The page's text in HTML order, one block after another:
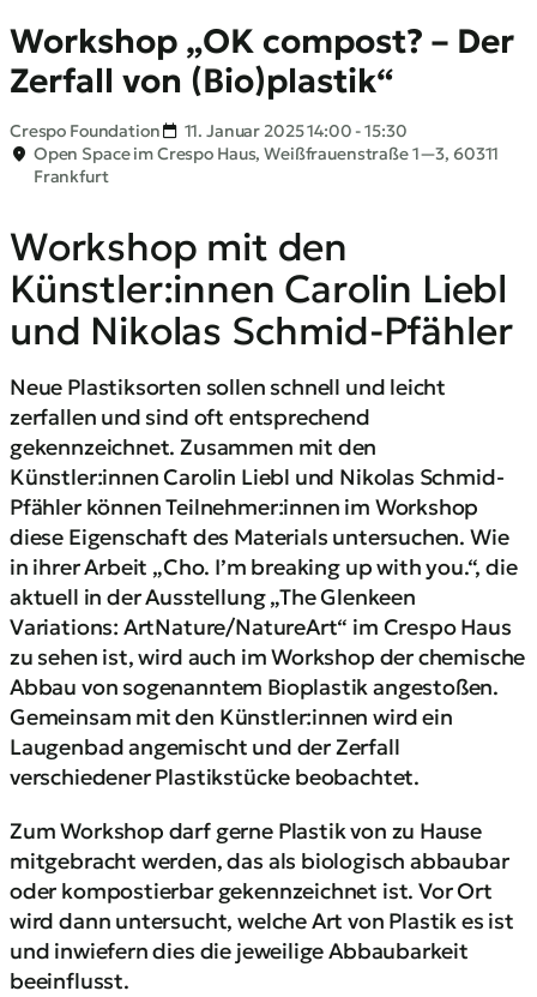
Workshop „OK compost? – Der
Zerfall von (Bio)plastik“
Crespo Foundation
11. Januar 2025 14:00 - 15:30
Open Space im Crespo Haus, Weißfrauenstraße 1—3, 60311
Frankfurt
Workshop mit den
Künstler:innen Carolin Liebl
und Nikolas Schmid-Pfähler
Neue Plastiksorten sollen schnell und leicht
zerfallen und sind oft entsprechend
gekennzeichnet. Zusammen mit den
Künstler:innen Carolin Liebl und Nikolas Schmid-
Pfähler können Teilnehmer:innen im Workshop
diese Eigenschaft des Materials untersuchen. Wie
in ihrer Arbeit „Cho. I’m breaking up with you.“, die
aktuell in der Ausstellung „The Glenkeen
Variations: ArtNature/NatureArt“ im Crespo Haus
zu sehen ist, wird auch im Workshop der chemische
Abbau von sogenanntem Bioplastik angestoßen.
Gemeinsam mit den Künstler:innen wird ein
Laugenbad angemischt und der Zerfall
verschiedener Plastikstücke beobachtet.
Zum Workshop darf gerne Plastik von zu Hause
mitgebracht werden, das als biologisch abbaubar
oder kompostierbar gekennzeichnet ist. Vor Ort
wird dann untersucht, welche Art von Plastik es ist
und inwiefern dies die jeweilige Abbaubarkeit
beeinflusst.